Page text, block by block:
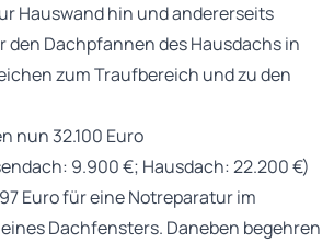
Hauswand hin und andererseits
den Dachpfannen des Hausdachs in
zum Traufbereich und zu den
nun 32.100 Euro
9.900 €; Hausdach: 22.200 €)
Euro für eine Notreparatur im
Dachfensters. Daneben begehren